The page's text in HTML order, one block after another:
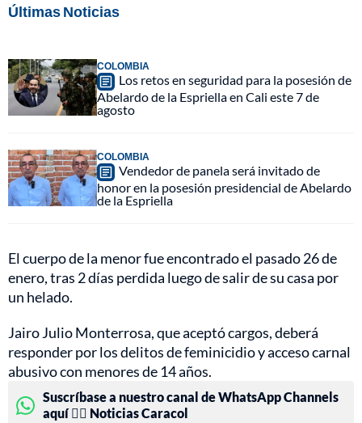
Últimas Noticias
COLOMBIA
Los retos en seguridad para la posesión de
Abelardo de la Espriella en Cali este 7 de
agosto
COLOMBIA
Vendedor de panela será invitado de
honor en la posesión presidencial de Abelardo
de la Espriella
El cuerpo de la menor fue encontrado el pasado 26 de
enero, tras 2 días perdida luego de salir de su casa por
un helado.
Jairo Julio Monterrosa, que aceptó cargos, deberá
responder por los delitos de feminicidio y acceso carnal
abusivo con menores de 14 años.
Suscríbase a nuestro canal de WhatsApp Channels
aquí 👉🏻 Noticias Caracol